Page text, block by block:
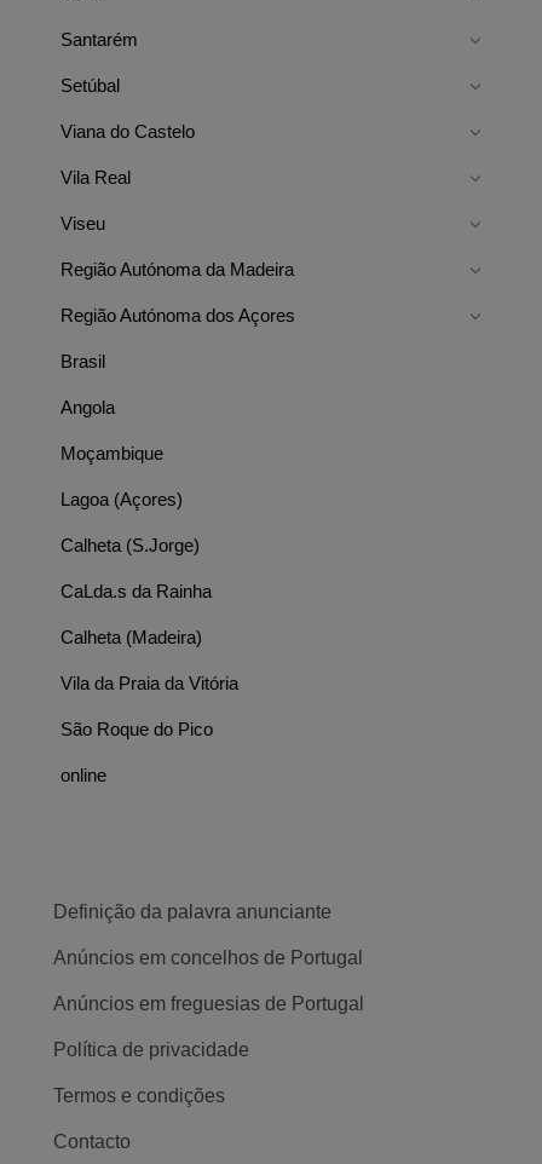
Santarém
Setúbal
Viana do Castelo
Vila Real
Viseu
Região Autónoma da Madeira
Região Autónoma dos Açores
Brasil
Angola
Moçambique
Lagoa (Açores)
Calheta (S.Jorge)
CaLda.s da Rainha
Calheta (Madeira)
Vila da Praia da Vitória
São Roque do Pico
online
Definição da palavra anunciante
Anúncios em concelhos de Portugal
Anúncios em freguesias de Portugal
Política de privacidade
Termos e condições
Contacto